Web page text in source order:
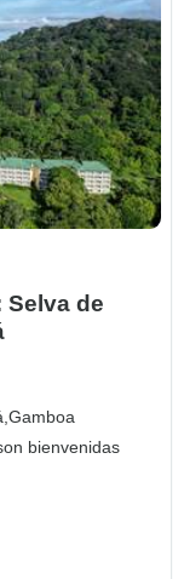
Selva de
Gamboa
bienvenidas